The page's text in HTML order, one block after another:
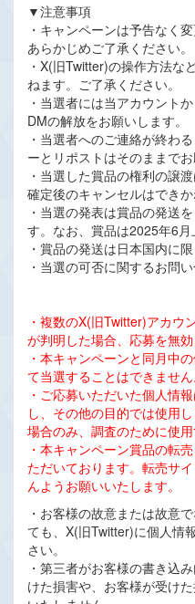
▼注意事項
・キャンペーンは予告なく
あらかじめご了承ください。
・X(旧Twitter)の操作方法な
ねます。ご了承ください。
・当選者には当アカウント
DMの解放をお願いします。
・当選者へのご連絡が終わ
ーとリポストはそのままでお
・当選した賞品の権利の譲
確定後のキャンセルはできか
・当選の発表は賞品の発送
す。なお、賞品は2025年6月
・賞品の発送は日本国内に
・当選の可否に関するお問
・複数のX(旧Twitter)アカウ
が判明した場合、応募を無効
・本キャンペーンと同月中
て当選することはできません
・ご応募いただいた個人情
し、その他の目的では使用
場合のみ、調査のために使用
・本キャンペーン賞品の転
ただいております。転売サ
んようお願いいたします。
・お客様の故意または故意
ても、X(旧Twitter)に個人情
さい。
・第三者がお客様の書き込
けた損害や、お客様が受け